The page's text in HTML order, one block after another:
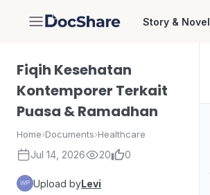
DocShare Story & Novel
Fiqih Kesehatan
Kontemporer Terkait
Puasa & Ramadhan
Home›Documents›Healthcare
Jul 14, 2026 20 0
Upload byLevi